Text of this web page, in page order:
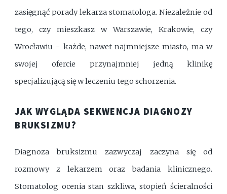
zasięgnąć porady lekarza stomatologa. Niezależnie od
tego, czy mieszkasz w Warszawie, Krakowie, czy
Wrocławiu - każde, nawet najmniejsze miasto, ma w
swojej ofercie przynajmniej jedną klinikę
specjalizującą się w leczeniu tego schorzenia.
JAK WYGLĄDA SEKWENCJA DIAGNOZY
BRUKSIZMU?
Diagnoza bruksizmu zazwyczaj zaczyna się od
rozmowy z lekarzem oraz badania klinicznego.
Stomatolog ocenia stan szkliwa, stopień ścieralności